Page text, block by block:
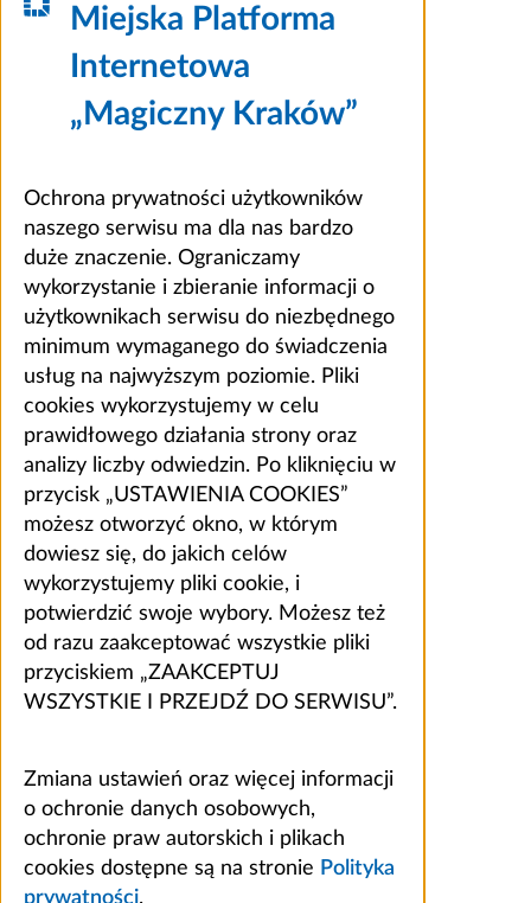
Miejska Platforma
Internetowa
„Magiczny Kraków”
Ochrona prywatności użytkowników
naszego serwisu ma dla nas bardzo
duże znaczenie. Ograniczamy
wykorzystanie i zbieranie informacji o
użytkownikach serwisu do niezbędnego
minimum wymaganego do świadczenia
usług na najwyższym poziomie. Pliki
cookies wykorzystujemy w celu
prawidłowego działania strony oraz
analizy liczby odwiedzin. Po kliknięciu w
przycisk „USTAWIENIA COOKIES”
możesz otworzyć okno, w którym
dowiesz się, do jakich celów
wykorzystujemy pliki cookie, i
potwierdzić swoje wybory. Możesz też
od razu zaakceptować wszystkie pliki
przyciskiem „ZAAKCEPTUJ
WSZYSTKIE I PRZEJDŹ DO SERWISU”.
Zmiana ustawień oraz więcej informacji
o ochronie danych osobowych,
ochronie praw autorskich i plikach
cookies dostępne są na stronie Polityka
prywatności.